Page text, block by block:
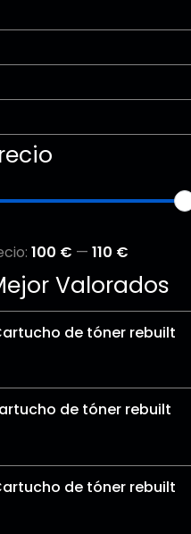
100 € — 110 €
Valorados
de tóner rebuilt
de tóner rebuilt
de tóner rebuilt